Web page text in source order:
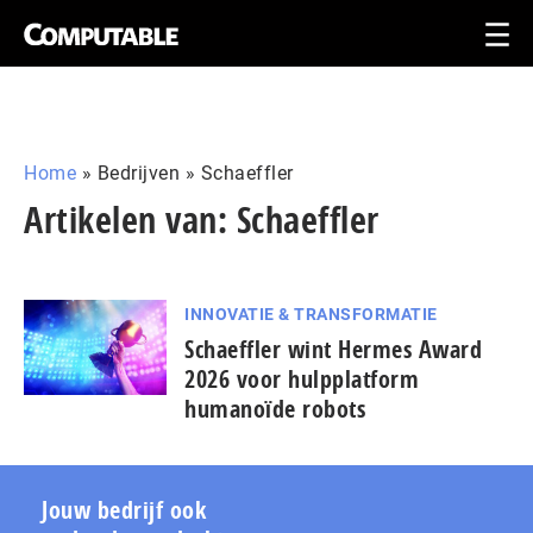
Home » Bedrijven » Schaeffler
Artikelen van: Schaeffler
INNOVATIE & TRANSFORMATIE
Schaeffler wint Hermes Award
2026 voor hulp­plat­form
humanoïde robots
Jouw bedrijf ook